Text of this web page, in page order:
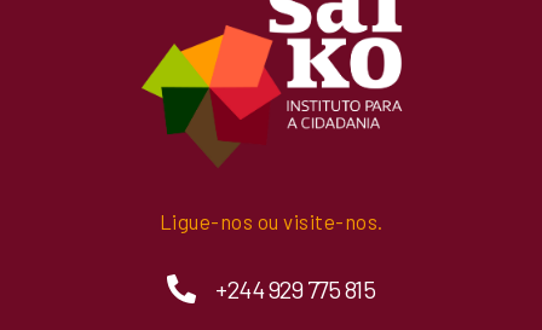
Ligue-nos ou visite-nos.
+244 929 775 815